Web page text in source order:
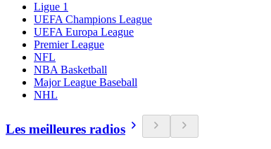
Ligue 1
UEFA Champions League
UEFA Europa League
Premier League
NFL
NBA Basketball
Major League Baseball
NHL
Les meilleures radios